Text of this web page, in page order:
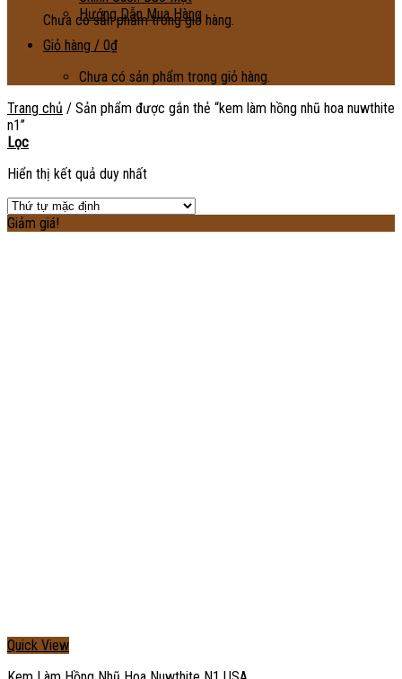
Chưa có sản phẩm trong giỏ hàng.
Hướng Dẫn Mua Hàng
Giỏ hàng / 0₫
Chưa có sản phẩm trong giỏ hàng.
Trang chủ / Sản phẩm được gắn thẻ “kem làm hồng nhũ hoa nuwthite
n1”
Lọc
Hiển thị kết quả duy nhất
Giảm giá!
Quick View